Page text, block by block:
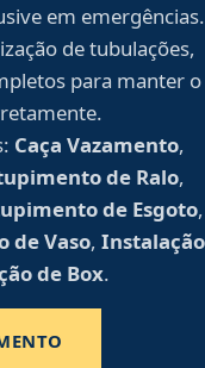
em emergências.
de tubulações,
para manter o
Caça Vazamento,
de Ralo,
de Esgoto,
de Vaso, Instalação
de Box.